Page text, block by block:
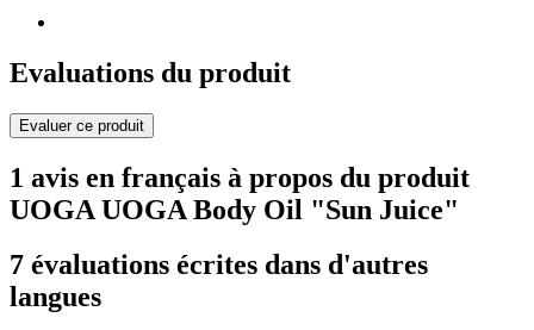
Evaluations du produit
Evaluer ce produit
1 avis en français à propos du produit
UOGA UOGA Body Oil "Sun Juice"
7 évaluations écrites dans d'autres
langues